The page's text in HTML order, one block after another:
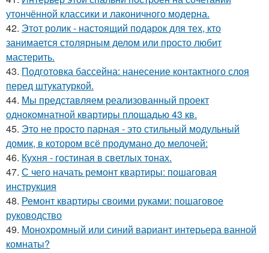
утончённой классики и лаконичного модерна.
42. Этот ролик - настоящий подарок для тех, кто
занимается столярным делом или просто любит
мастерить.
43. Подготовка бассейна: нанесение контактного слоя
перед штукатуркой.
44. Мы представляем реализованный проект
однокомнатной квартиры площадью 43 кв.
45. Это не просто парная - это стильный модульный
домик, в котором всё продумано до мелочей:
46. Кухня - гостиная в светлых тонах.
47. С чего начать ремонт квартиры: пошаговая
инструкция
48. Ремонт квартиры своими руками: пошаговое
руководство
49. Монохромный или синий вариант интерьера ванной
комнаты?